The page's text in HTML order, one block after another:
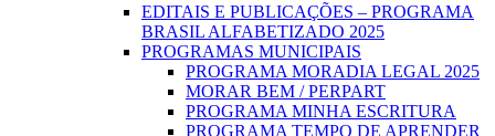
EDITAIS E PUBLICAÇÕES – PROGRAMA
BRASIL ALFABETIZADO 2025
PROGRAMAS MUNICIPAIS
PROGRAMA MORADIA LEGAL 2025
MORAR BEM / PERPART
PROGRAMA MINHA ESCRITURA
PROGRAMA TEMPO DE APRENDER